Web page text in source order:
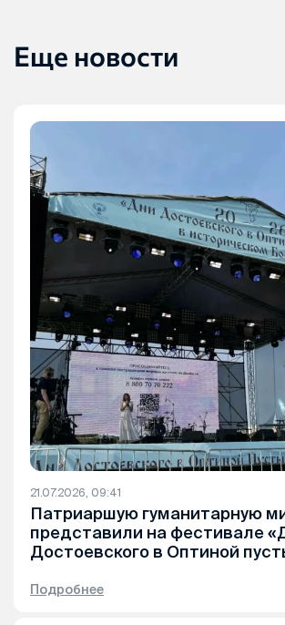
Еще новости
21.07.2026, 09:41
Патриаршую гуманитарную
представили на фестивале
Достоевского в Оптиной
Подробнее